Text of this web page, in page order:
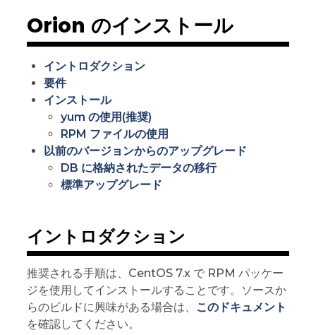
Orion のインストール
イントロダクション
要件
インストール
yum の使用(推奨)
RPM ファイルの使用
以前のバージョンからのアップグレード
DB に格納されたデータの移行
標準アップグレード
イントロダクション
推奨される手順は、CentOS 7.x で RPM パッケー
ジを使用してインストールすることです。ソースか
らのビルドに興味がある場合は、
このドキュメント
を確認してください。